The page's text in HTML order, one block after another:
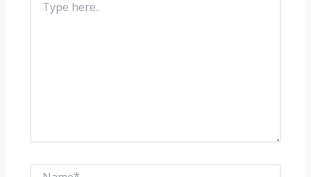
here..
Name*